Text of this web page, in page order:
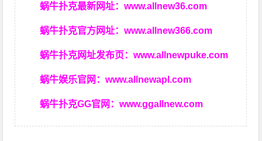
蜗牛扑克最新网址：www.allnew36.com
蜗牛扑克官方网址：www.allnew366.com
蜗牛扑克网址发布页：www.allnewpuke.com
蜗牛娱乐官网：www.allnewapl.com
蜗牛扑克GG官网：www.ggallnew.com